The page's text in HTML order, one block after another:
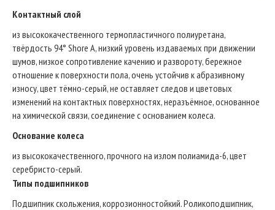
Контактный слой
из высококачественного термопластичного полиуретана,
твёрдость 94° Shore A, низкий уровень издаваемых при движении
шумов, низкое сопротивление качению и развороту, бережное
отношение к поверхности пола, очень устойчив к абразивному
износу, цвет тёмно-серый, не оставляет следов и цветовых
изменений на контактных поверхностях, неразъёмное, основанное
на химической связи, соединение с основанием колеса.
Основание колеса
из высококачественного, прочного на излом полиамида-6, цвет
серебристо-серый.
Типы подшипников
Подшипник скольжения, коррозионностойкий. Роликоподшипник,